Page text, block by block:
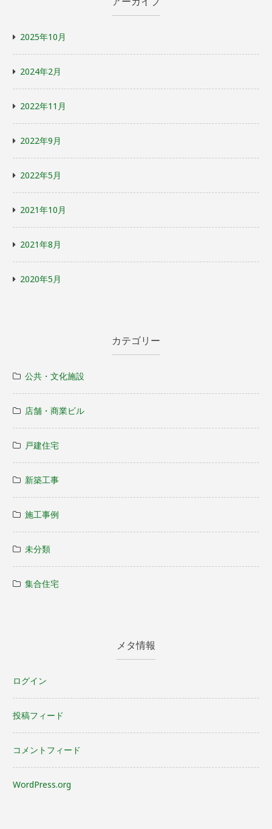
2025年10月
2024年2月
2022年11月
2022年9月
2022年5月
2021年10月
2021年8月
2020年5月
カテゴリー
公共・文化施設
店舗・商業ビル
戸建住宅
新築工事
施工事例
未分類
集合住宅
メタ情報
ログイン
投稿フィード
コメントフィード
WordPress.org